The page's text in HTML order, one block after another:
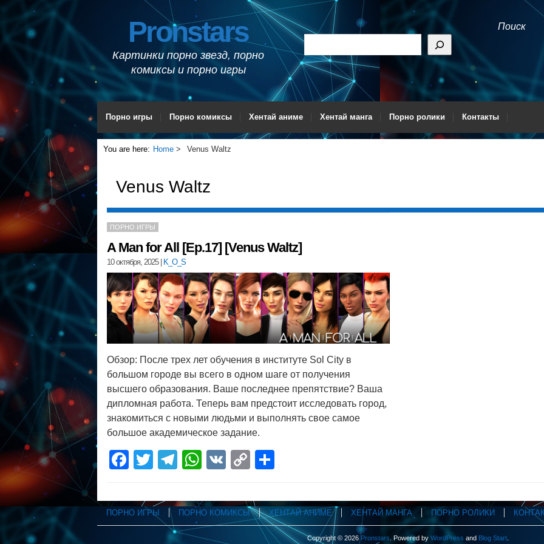
Pronstars
Картинки порно звезд, порно
комиксы и порно игры
Поиск
Порно игры Порно комиксы Хентай аниме Хентай манга Порно ролики Контакты
You are here: Home Venus Waltz
Venus Waltz
ПОРНО ИГРЫ
A Man for All [Ep.17] [Venus Waltz]
10 октября, 2025| K_O_S
Обзор: После трех лет обучения в институте Sol City в
большом городе вы всего в одном шаге от получения
высшего образования. Ваше последнее препятствие? Ваша
дипломная работа. Теперь вам предстоит исследовать город,
знакомиться с новыми людьми и выполнять свое самое
большое академическое задание.
Facebook
Twitter
Telegram
WhatsApp
VK Copy
ПОРНО ИГРЫ ПОРНО КОМИКСЫ ХЕНТАЙ АНИМЕ ХЕНТАЙ МАНГА ПОРНО РОЛИКИ
Copyright © 2026Pronstars . Powered by WordPress and Blog Start